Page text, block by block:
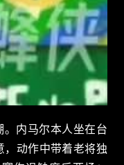
内马尔本人坐在台
动作中带着老将独